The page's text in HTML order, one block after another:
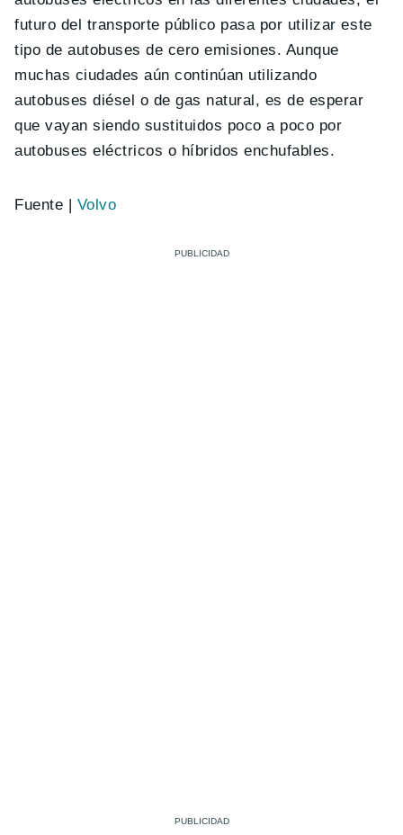
futuro del transporte público pasa por utilizar este
tipo de autobuses de cero emisiones. Aunque
muchas ciudades aún continúan utilizando
autobuses diésel o de gas natural, es de esperar
que vayan siendo sustituidos poco a poco por
autobuses eléctricos o híbridos enchufables.
Fuente | Volvo